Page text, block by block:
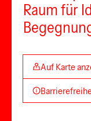
Raum für
Auf Karte